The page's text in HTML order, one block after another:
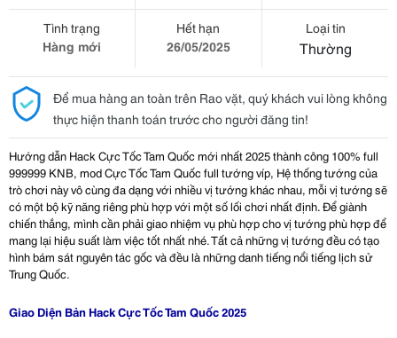
Tình trạng
Hàng mới
Hết hạn
26/05/2025
Loại tin
Thường
Để mua hàng an toàn trên Rao vặt, quý khách vui lòng không
thực hiện thanh toán trước cho người đăng tin!
Hướng dẫn Hack Cực Tốc Tam Quốc mới nhất 2025 thành công 100% full
999999 KNB, mod Cực Tốc Tam Quốc full tướng víp, Hệ thống tướng của
trò chơi này vô cùng đa dạng với nhiều vị tướng khác nhau, mỗi vị tướng sẽ
có một bộ kỹ năng riêng phù hợp với một số lối chơi nhất định. Để giành
chiến thắng, mình cần phải giao nhiệm vụ phù hợp cho vị tướng phù hợp để
mang lại hiệu suất làm việc tốt nhất nhé. Tất cả những vị tướng đều có tạo
hình bám sát nguyên tác gốc và đều là những danh tiếng nổi tiếng lịch sử
Trung Quốc.
Giao Diện Bản Hack Cực Tốc Tam Quốc 2025